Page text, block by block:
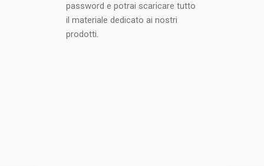
password e potrai scaricare tutto
il materiale dedicato ai nostri
prodotti.